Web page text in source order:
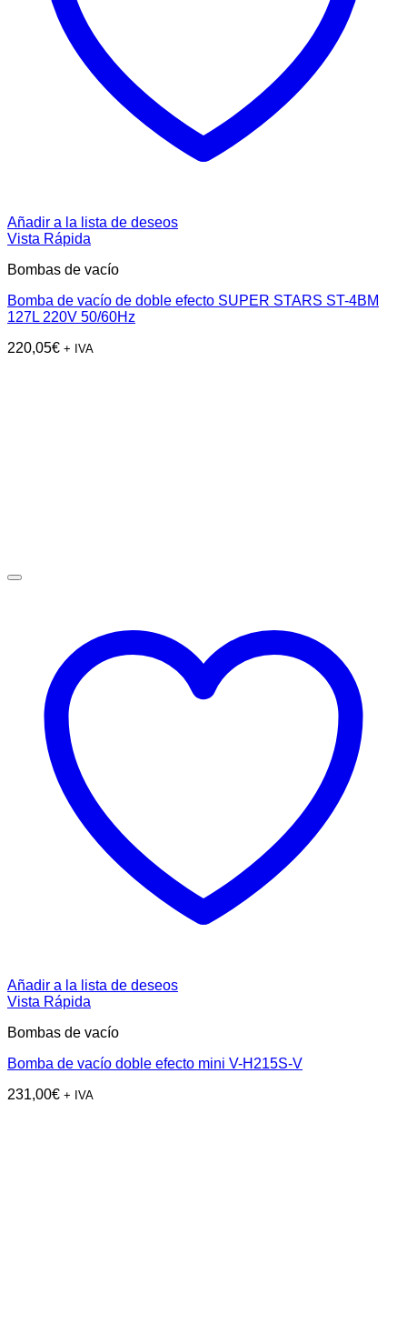
Añadir a la lista de deseos
Vista Rápida
Bombas de vacío
Bomba de vacío de doble efecto SUPER STARS ST-4BM
127L 220V 50/60Hz
220,05€ + IVA
Añadir a la lista de deseos
Vista Rápida
Bombas de vacío
Bomba de vacío doble efecto mini V-H215S-V
231,00€ + IVA